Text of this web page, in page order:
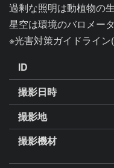
過剰な照明は動植物の
星空は環境のバロメータ
ID
撮影日時
撮影地
撮影機材